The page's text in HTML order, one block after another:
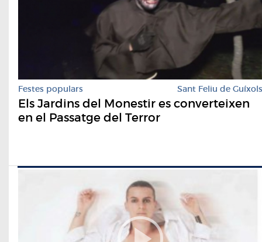
Festes populars Sant Feliu de Guíxols
Els Jardins del Monestir es converteixen
en el Passatge del Terror